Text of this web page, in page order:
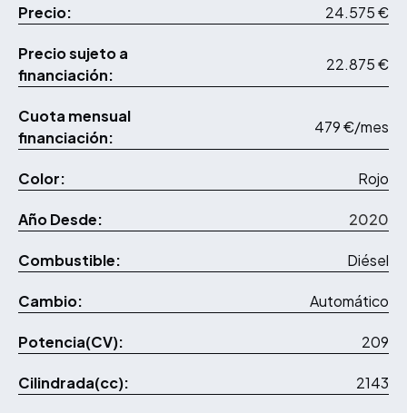
Precio: 24.575 €
Precio sujeto a
financiación:
22.875 €
Cuota mensual
financiación:
479 €/mes
Color: Rojo
Año Desde: 2020
Combustible: Diésel
Cambio: Automático
Potencia(CV): 209
Cilindrada(cc): 2143